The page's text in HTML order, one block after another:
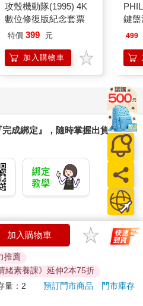
攻殼機動隊(1995) 4K
數位修復版紀念套票
特價 399 元
加入購物車
鍵盤
499
成綁定』，隨時掌握出貨動
如接獲電話要求您前往
以免受騙上當！
，退回商品須為全新狀態**
條及行政院消費者保護處公告之
加入購物車
推薦
緒素養課》延伸2本75折
量：2 預訂門市商品
門市庫存